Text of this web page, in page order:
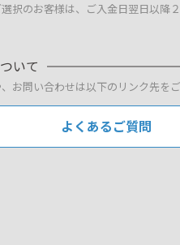
選択のお客様は、ご入金日翌日以降
いて
お問い合わせは以下のリンク先をご
よくあるご質問